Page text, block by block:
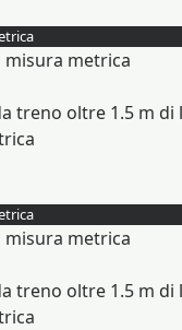
misura metrica
treno oltre 1.5 m di
misura metrica
treno oltre 1.5 m di